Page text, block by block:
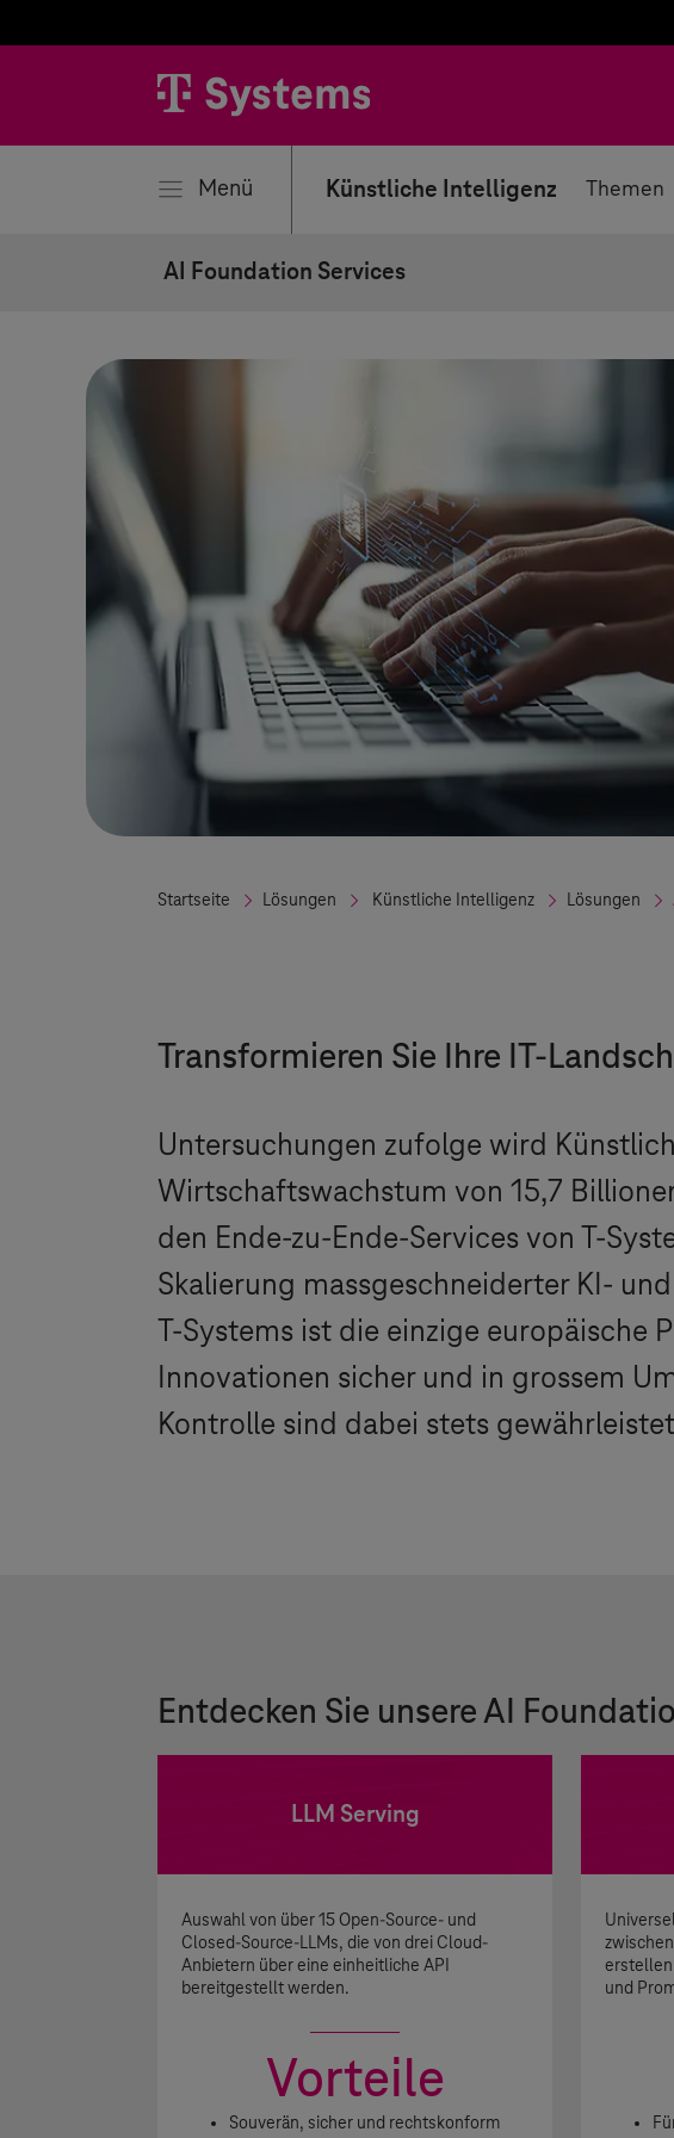
Menü Künstliche Intelligenz Themen
AI Foundation Services
Startseite Lösungen Künstliche Intelligenz Lösungen
Transformieren Sie Ihre IT-
Untersuchungen zufolge wird
Wirtschaftswachstum von 15,7
den Ende-zu-Ende-Services von T-
Skalierung massgeschneiderter KI-
T-Systems ist die einzige europäische
Innovationen sicher und in grossem
Kontrolle sind dabei stets
Entdecken Sie unsere AI
LLM Serving
Auswahl von über 15 Open-Source- und
Closed-Source-LLMs, die von drei Cloud-
Anbietern über eine einheitliche API
bereitgestellt werden.
Vorteile
Souverän, sicher und rechtskonform
und